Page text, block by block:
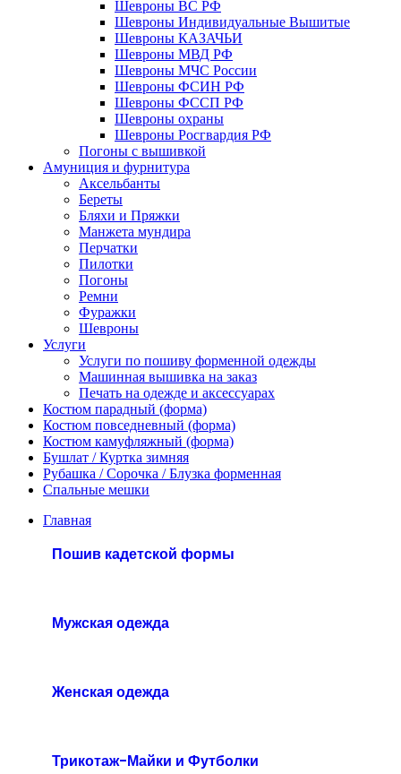
Шевроны ВС РФ
Шевроны Индивидуальные Вышитые
Шевроны КАЗАЧЬИ
Шевроны МВД РФ
Шевроны МЧС России
Шевроны ФСИН РФ
Шевроны ФССП РФ
Шевроны охраны
Шевроны Росгвардия РФ
Погоны с вышивкой
Амуниция и фурнитура
Аксельбанты
Береты
Бляхи и Пряжки
Манжета мундира
Перчатки
Пилотки
Погоны
Ремни
Фуражки
Шевроны
Услуги
Услуги по пошиву форменной одежды
Машинная вышивка на заказ
Печать на одежде и аксессуарах
Костюм парадный (форма)
Костюм повседневный (форма)
Костюм камуфляжный (форма)
Бушлат / Куртка зимняя
Рубашка / Сорочка / Блузка форменная
Спальные мешки
Главная
Пошив кадетской формы
Мужская одежда
Женская одежда
Трикотаж-Майки и Футболки